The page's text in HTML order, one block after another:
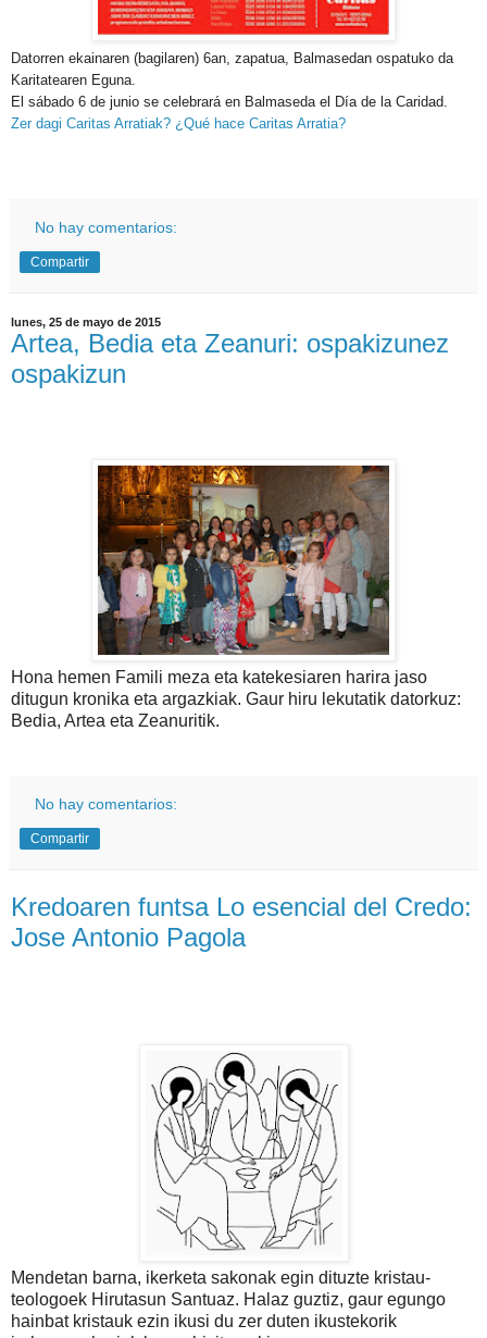
Datorren ekainaren (bagilaren) 6an, zapatua, Balmasedan ospatuko da
Karitatearen Eguna.
El sábado 6 de junio se celebrará en Balmaseda el Día de la Caridad.
Zer dagi Caritas Arratiak? ¿Qué hace Caritas Arratia?
No hay comentarios:
Compartir
lunes, 25 de mayo de 2015
Artea, Bedia eta Zeanuri: ospakizunez
ospakizun
Hona hemen Famili meza eta katekesiaren harira jaso
ditugun kronika eta argazkiak. Gaur hiru lekutatik datorkuz:
Bedia, Artea eta Zeanuritik.
No hay comentarios:
Compartir
Kredoaren funtsa Lo esencial del Credo:
Jose Antonio Pagola
Mendetan barna, ikerketa sakonak egin dituzte kristau-
teologoek Hirutasun Santuaz. Halaz guztiz, gaur egungo
hainbat kristauk ezin ikusi du zer duten ikustekorik